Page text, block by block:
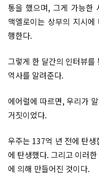
통을 했으며, 그게 가능한
맥엘로이는 상부의 지시
행한다.
그렇게 한 달간의 인터뷰
역사를 알려준다.
에어럴에 따르면, 우리가
거짓이었다.
우주는 137억 년 전에 탄
에 탄생했다. 그리고 이러
에 의해 만들어진 것이다.